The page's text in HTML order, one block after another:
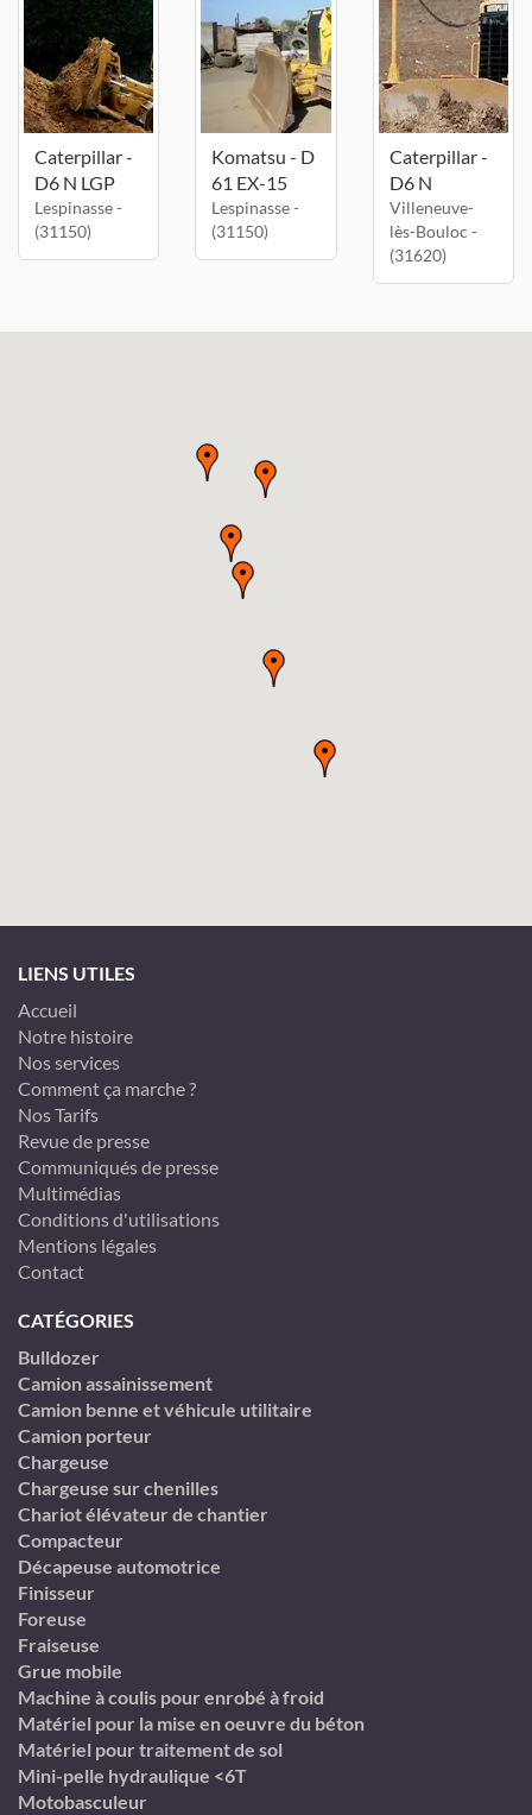
Caterpillar -
D6 N LGP
Lespinasse -
(31150)
Komatsu - D
61 EX-15
Lespinasse -
(31150)
Caterpillar -
D6 N
Villeneuve-
lès-Bouloc -
(31620)
LIENS UTILES
Accueil
Notre histoire
Nos services
Comment ça marche ?
Nos Tarifs
Revue de presse
Communiqués de presse
Multimédias
Conditions d'utilisations
Mentions légales
Contact
CATÉGORIES
Bulldozer
Camion assainissement
Camion benne et véhicule utilitaire
Camion porteur
Chargeuse
Chargeuse sur chenilles
Chariot élévateur de chantier
Compacteur
Décapeuse automotrice
Finisseur
Foreuse
Fraiseuse
Grue mobile
Machine à coulis pour enrobé à froid
Matériel pour la mise en oeuvre du béton
Matériel pour traitement de sol
Mini-pelle hydraulique <6T
Motobasculeur